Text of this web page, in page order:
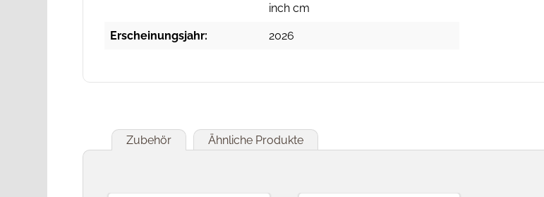
inch cm
Erscheinungsjahr: 2026
Zubehör Ähnliche Produkte